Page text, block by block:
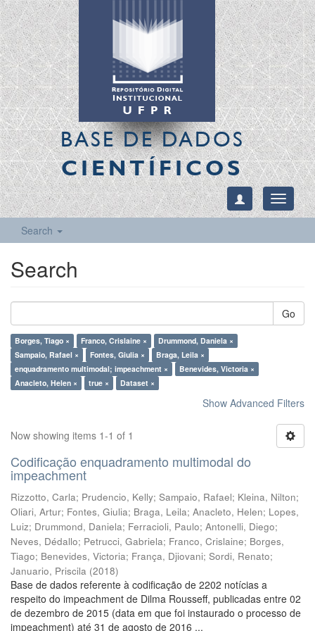
BASE DE DADOS
CIENTÍFICOS
Toggle
Search
Search
Go
Borges, Tiago × Franco, Crislaine ×
Drummond, Daniela ×
Sampaio, Rafael ×
Fontes, Giulia ×
Braga, Leila ×
enquadramento multimodal; impeachment ×
Benevides, Victoria ×
Anacleto, Helen ×
true × Dataset ×
Show Advanced Filters
Now showing items 1-1 of 1
Codificação enquadramento multimodal do
impeachment
Rizzotto, Carla; Prudencio, Kelly; Sampaio, Rafael; Kleina, Nilton;
Oliari, Artur; Fontes, Giulia; Braga, Leila; Anacleto, Helen; Lopes,
Luiz; Drummond, Daniela; Ferracioli, Paulo; Antonelli, Diego;
Neves, Dédallo; Petrucci, Gabriela; Franco, Crislaine; Borges,
Tiago; Benevides, Victoria; França, Djiovani; Sordi, Renato;
Januario, Priscila (2018)
Base de dados referente à codificação de 2202 notícias a
respeito do impeachment de Dilma Rousseff, publicadas entre 02
de dezembro de 2015 (data em que foi instaurado o processo de
impeachment) até 31 de agosto de 2016 ...